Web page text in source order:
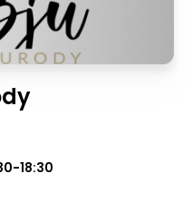
18:30